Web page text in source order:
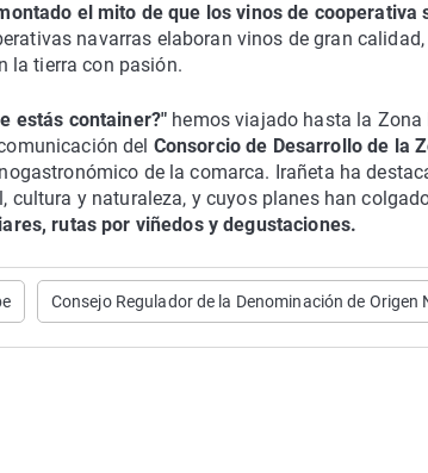
el mito de que los vinos de cooperativa
navarras elaboran vinos de gran
la tierra con pasión.
estás container?" hemos viajado hasta la
del Consorcio de Desarrollo de la
de la comarca. Irañeta ha
y naturaleza, y cuyos planes han
rutas por viñedos y degustaciones.
Consejo Regulador de la Denominación de Origen